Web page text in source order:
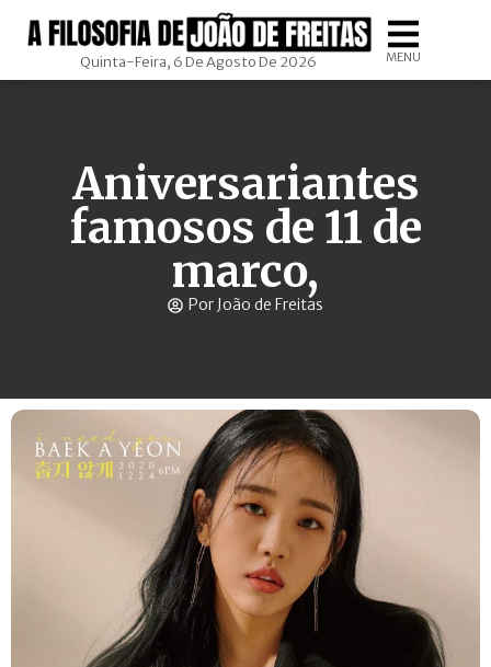
Quinta-Feira, 6 De Agosto De 2026 MENU
Aniversariantes
famosos de 11 de
marco,
Por João de Freitas